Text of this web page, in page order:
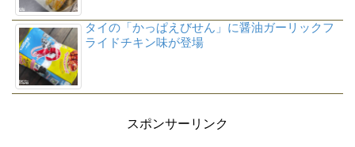
タイの「かっぱえびせん」に醤油ガーリックフ
ライドチキン味が登場
スポンサーリンク